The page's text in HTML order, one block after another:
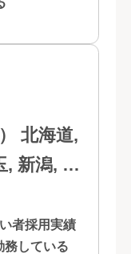
,
, 新潟, 愛
, 香川,
者採用実績
務している